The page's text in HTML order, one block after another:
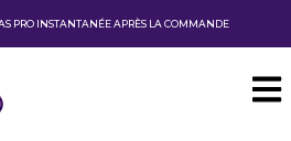
PRO INSTANTANÉE APRÈS LA COMMANDE